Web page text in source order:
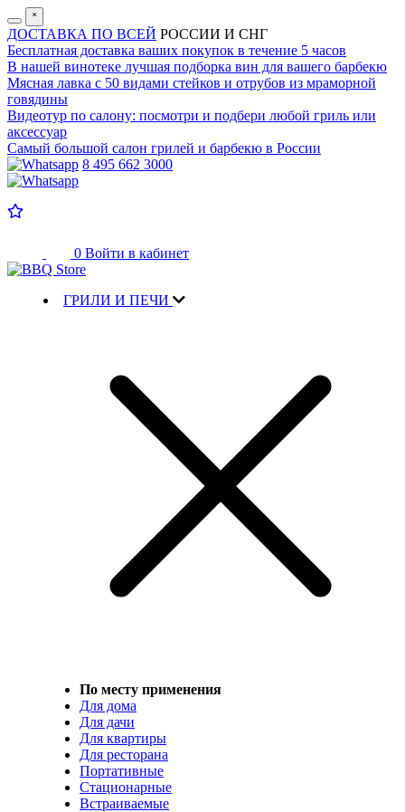
˟
ДОСТАВКА ПО ВСЕЙ РОССИИ И СНГ
Бесплатная доставка ваших покупок в течение 5 часов
В нашей винотеке лучшая подборка вин для вашего барбекю
Мясная лавка с 50 видами стейков и отрубов из мраморной
говядины
Видеотур по салону: посмотри и подбери любой гриль или
аксессуар
Самый большой салон грилей и барбекю в России
8 495 662 3000
0 Войти в кабинет
ГРИЛИ И ПЕЧИ
По месту применения
Для дома
Для дачи
Для квартиры
Для ресторана
Портативные
Стационарные
Встраиваемые